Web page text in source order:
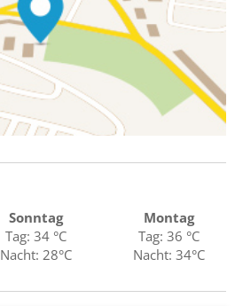
Sonntag
Tag: 34 °C
Nacht: 28°C
Montag
Tag: 36 °C
Nacht: 34°C